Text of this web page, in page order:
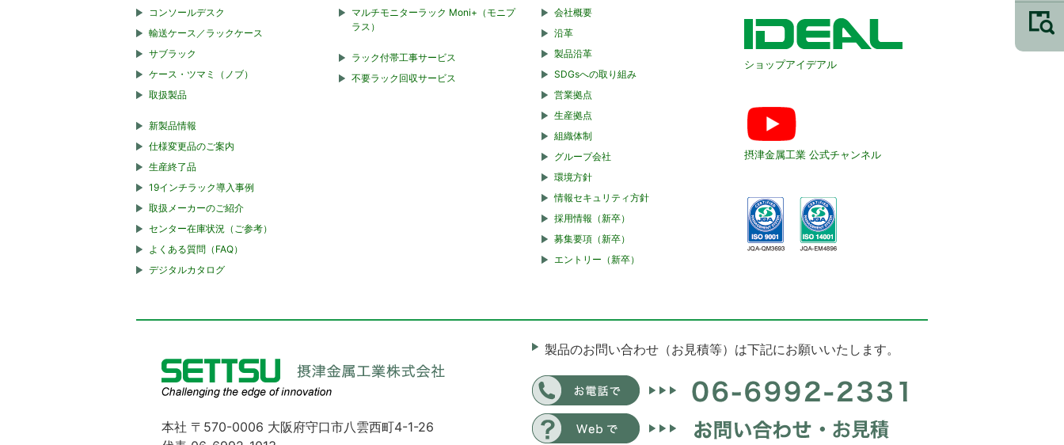
コンソールデスク
輸送ケース／ラックケース
サブラック
ケース・ツマミ（ノブ）
取扱製品
新製品情報
仕様変更品のご案内
生産終了品
19インチラック導入事例
取扱メーカーのご紹介
センター在庫状況（ご参考）
よくある質問（FAQ）
デジタルカタログ
マルチモニターラック Moni+（モニプ
ラス）
ラック付帯工事サービス
不要ラック回収サービス
会社概要
沿革
製品沿革
SDGsへの取り組み
営業拠点
生産拠点
組織体制
グループ会社
環境方針
情報セキュリティ方針
採用情報（新卒）
募集要項（新卒）
エントリー（新卒）
ショップアイデアル
摂津金属工業 公式チャンネル
本社 〒570-0006 大阪府守口市八雲西町4-1-26
製品のお問い合わせ（お見積等）は下記にお願いいたします。